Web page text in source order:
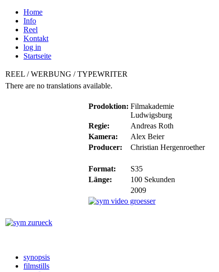
Home
Info
Reel
Kontakt
log in
Startseite
REEL / WERBUNG / TYPEWRITER
There are no translations available.
Prodoktion: Filmakademie
Ludwigsburg
Regie:
Andreas Roth
Kamera:
Alex Beier
Producer:
Christian Hergenroether
Format:
S35
Länge:
100 Sekunden
2009
synopsis
filmstills